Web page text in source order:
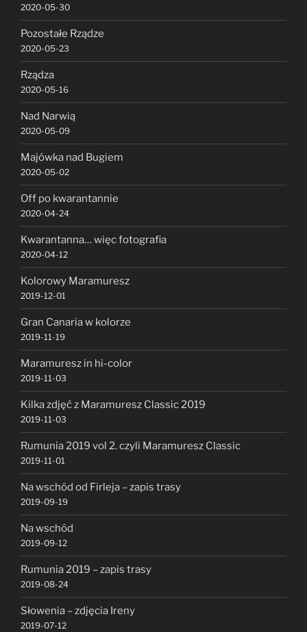
2020-05-30
Pozostałe Rządze
2020-05-23
Rządza
2020-05-16
Nad Narwią
2020-05-09
Majówka nad Bugiem
2020-05-02
Off po kwarantannie
2020-04-24
Kwarantanna… więc fotografia
2020-04-12
Kolorowy Maramuresz
2019-12-01
Gran Canaria w kolorze
2019-11-19
Maramuresz in hi-color
2019-11-03
Kilka zdjęć z Maramuresz Classic 2019
2019-11-03
Rumunia 2019 vol 2. czyli Maramuresz Classic
2019-11-01
Na wschód od Firleja – zapis trasy
2019-09-19
Na wschód
2019-09-12
Rumunia 2019 – zapis trasy
2019-08-24
Słowenia – zdjęcia Ireny
2019-07-12